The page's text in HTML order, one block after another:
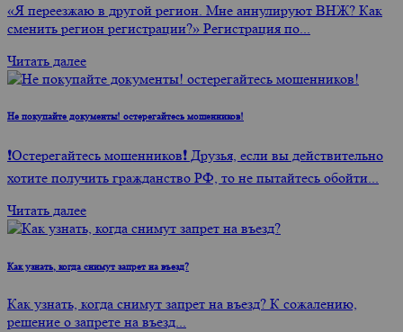
​​«Я переезжаю в другой регион. Мне аннулируют ВНЖ? Как
сменить регион регистрации?» Регистрация по...
Читать далее
Не покупайте документы! остерегайтесь мошенников!
❗Остерегайтесь мошенников❗ Друзья, если вы действительно
хотите получить гражданство РФ, то не пытайтесь обойти...
Читать далее
Как узнать, когда снимут запрет на въезд?
Как узнать, когда снимут запрет на въезд? К сожалению,
решение о запрете на въезд...